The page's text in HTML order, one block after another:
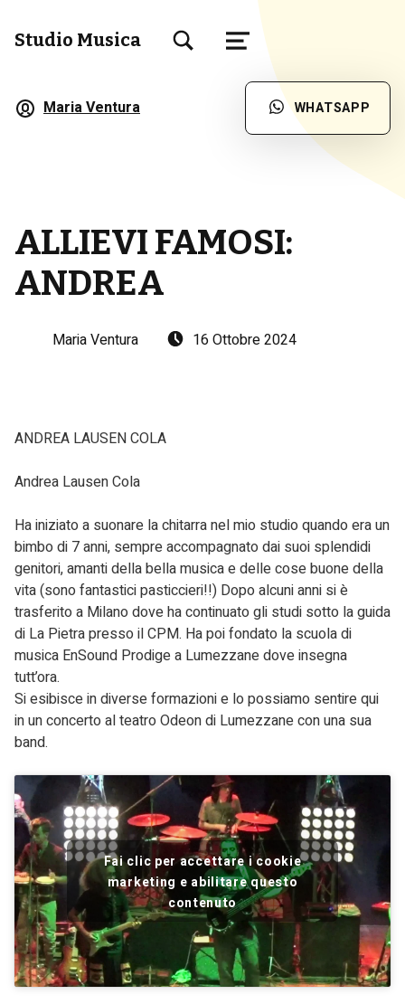
Studio Musica
MENU
Maria Ventura WHATSAPP
ALLIEVI FAMOSI:
ANDREA
Maria Ventura 16 Ottobre 2024
ANDREA LAUSEN COLA
Andrea Lausen Cola
Ha iniziato a suonare la chitarra nel mio studio quando era un
bimbo di 7 anni, sempre accompagnato dai suoi splendidi
genitori, amanti della bella musica e delle cose buone della
vita (sono fantastici pasticcieri!!) Dopo alcuni anni si è
trasferito a Milano dove ha continuato gli studi sotto la guida
di La Pietra presso il CPM. Ha poi fondato la scuola di
musica EnSound Prodige a Lumezzane dove insegna
tutt’ora.
Si esibisce in diverse formazioni e lo possiamo sentire qui
in un concerto al teatro Odeon di Lumezzane con una sua
band.
Fai clic per accettare i cookie
marketing e abilitare questo
contenuto